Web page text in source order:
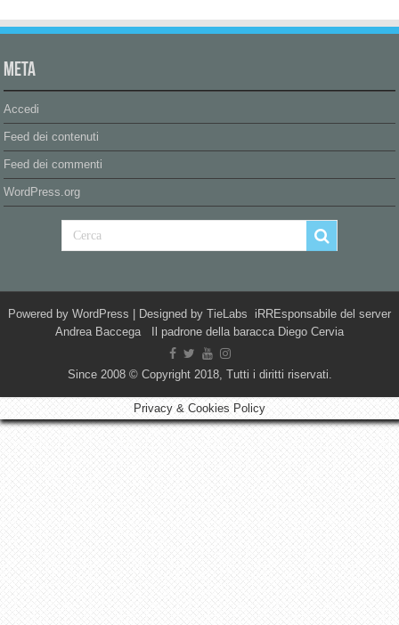
Meta
Accedi
Feed dei contenuti
Feed dei commenti
WordPress.org
Powered by WordPress | Designed by TieLabs iRREsponsabile del server
Andrea Baccega Il padrone della baracca Diego Cervia
Since 2008 © Copyright 2018, Tutti i diritti riservati.
Privacy & Cookies Policy